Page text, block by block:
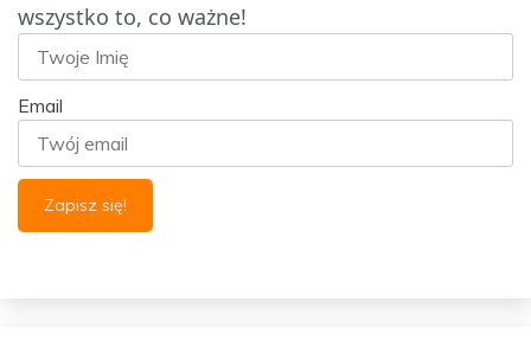
wszystko to, co ważne!
Email